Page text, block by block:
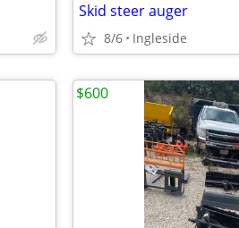
Skid steer auger
8/6 Ingleside
$600